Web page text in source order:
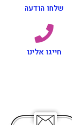
שלחו הודעה
חייגו אלינו